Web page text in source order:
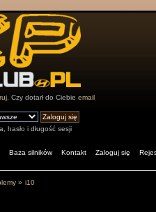
. Czy dotarł do Ciebieemail
hasło i długość sesji
Baza silników Kontakt Zaloguj się
» i10